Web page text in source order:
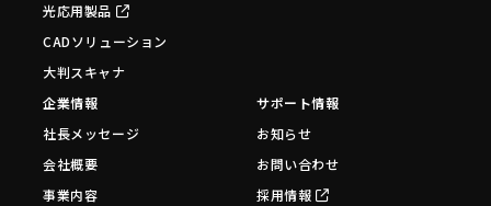
光応用製品
CADソリューション
大判スキャナ
企業情報
社長メッセージ
会社概要
事業内容
サポート情報
お知らせ
お問い合わせ
採用情報